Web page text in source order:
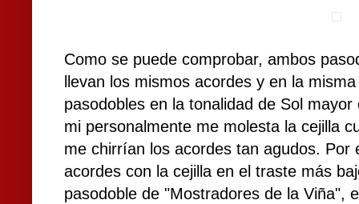
Como se puede comprobar, ambos
llevan los mismos acordes y en la
pasodobles en la tonalidad de Sol
mi personalmente me molesta la cejilla
me chirrían los acordes tan agudos. Por
acordes con la cejilla en el traste más
pasodoble de "Mostradores de la Viña",